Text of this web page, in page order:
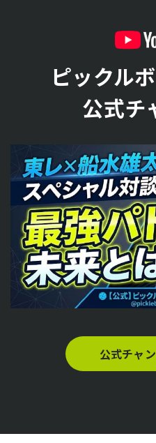
ピックル
公式チ
公式チャ